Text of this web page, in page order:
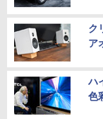
ク
ア
ハ
色